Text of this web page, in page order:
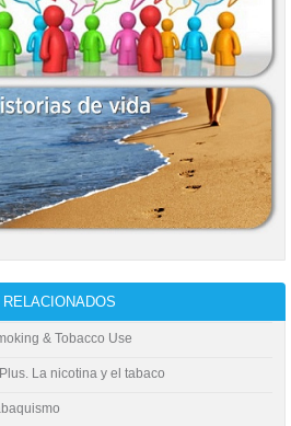
& Tobacco Use
La nicotina y el tabaco